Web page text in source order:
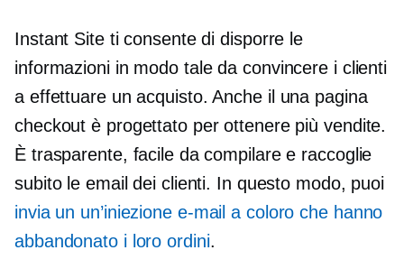
Instant Site ti consente di disporre le
informazioni in modo tale da convincere i clienti
a effettuare un acquisto. Anche il una pagina
checkout è progettato per ottenere più vendite.
È trasparente, facile da compilare e raccoglie
subito le email dei clienti. In questo modo, puoi
invia un un’iniezionee-mail a coloro che hanno
abbandonato i loro ordini.